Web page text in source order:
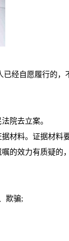
经自愿履行的，
院去立案。
材料。证据材料
的效力有质疑的
欺骗;